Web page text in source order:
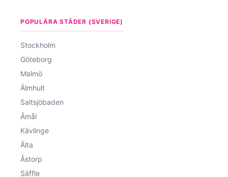
POPULÄRA STÄDER (SVERIGE)
Stockholm
Göteborg
Malmö
Älmhult
Saltsjöbaden
Åmål
Kävlinge
Älta
Åstorp
Säffle